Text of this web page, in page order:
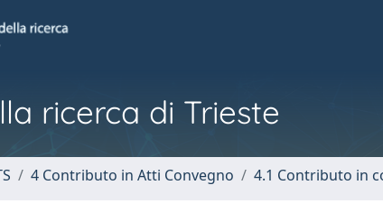
ricerca di Trieste
4 Contributo in Atti Convegno 4.1 Contributo in